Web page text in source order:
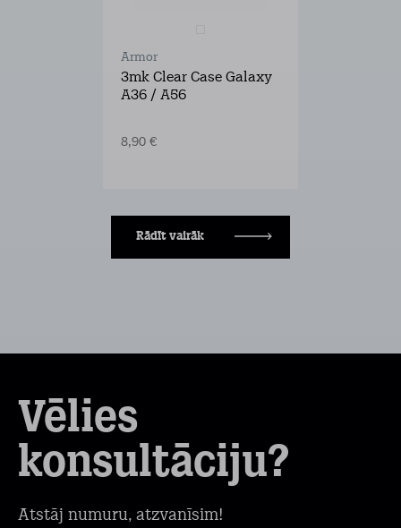
Armor
3mk Clear Case Galaxy
A36 / A56
8,90 €
Rādīt vairāk
Vēlies
konsultāciju?
Atstāj numuru, atzvanīsim!